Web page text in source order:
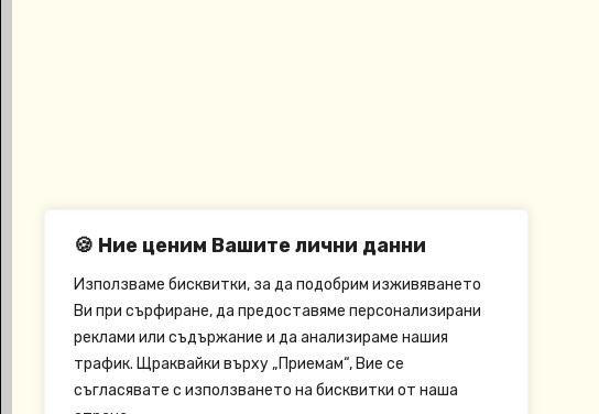
🍪 Ние ценим Вашите лични данни
Използваме бисквитки, за да подобрим изживяването
Ви при сърфиране, да предоставяме персонализирани
реклами или съдържание и да анализираме нашия
трафик. Щраквайки върху „Приемам“, Вие се
съгласявате с използването на бисквитки от наша
Спорт
За Децата